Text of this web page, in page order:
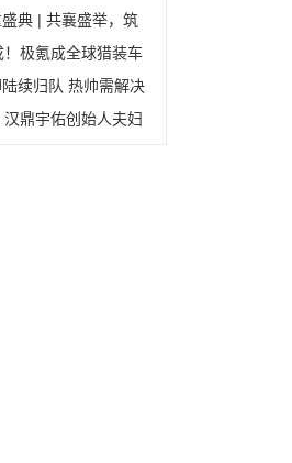
典 | 共襄盛举，筑
极氪成全球猎装车
续归队 热帅需解决
汉鼎宇佑创始人夫妇